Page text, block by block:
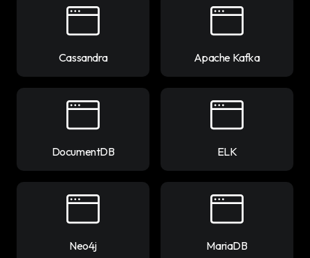
Cassandra Apache Kafka
DocumentDB ELK
Neo4j MariaDB